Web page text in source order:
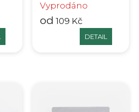
Vyprodáno
od 109 Kč
DETAIL